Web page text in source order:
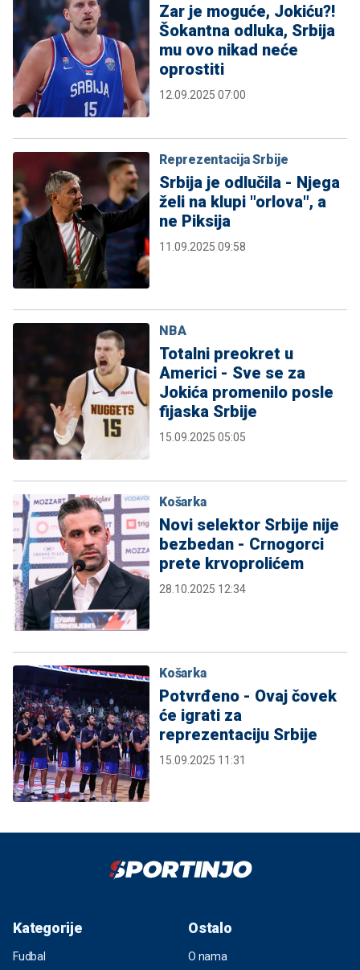
Zar je moguće, Jokiću?!
Šokantna odluka, Srbija
mu ovo nikad neće
oprostiti
12.09.2025 07:00
Reprezentacija Srbije
Srbija je odlučila - Njega
želi na klupi "orlova", a
ne Piksija
11.09.2025 09:58
NBA
Totalni preokret u
Americi - Sve se za
Jokića promenilo posle
fijaska Srbije
15.09.2025 05:05
Košarka
Novi selektor Srbije nije
bezbedan - Crnogorci
prete krvoprolićem
28.10.2025 12:34
Košarka
Potvrđeno - Ovaj čovek
će igrati za
reprezentaciju Srbije
15.09.2025 11:31
Kategorije
Fudbal
Ostalo
O nama